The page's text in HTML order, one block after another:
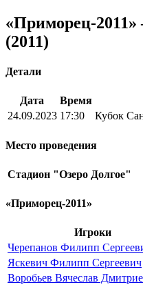
«Приморец-2011»
(2011)
Детали
Дата Время
24.09.2023 17:30 Кубок
Место проведения
Стадион "Озеро Долгое"
«Приморец-2011»
Игроки
Черепанов Филипп
Яскевич Филипп Сергеевич
Воробьев Вячеслав